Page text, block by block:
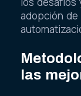
adopción
las